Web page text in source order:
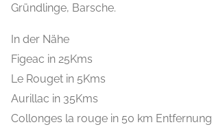
Gründlinge, Barsche.
In der Nähe
Figeac in 25Kms
Le Rouget in 5Kms
Aurillac in 35Kms
Collonges la rouge in 50 km Entfernung